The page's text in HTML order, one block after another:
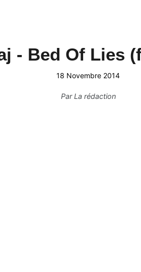
- Bed Of Lies
18 Novembre 2014
ParLa rédaction